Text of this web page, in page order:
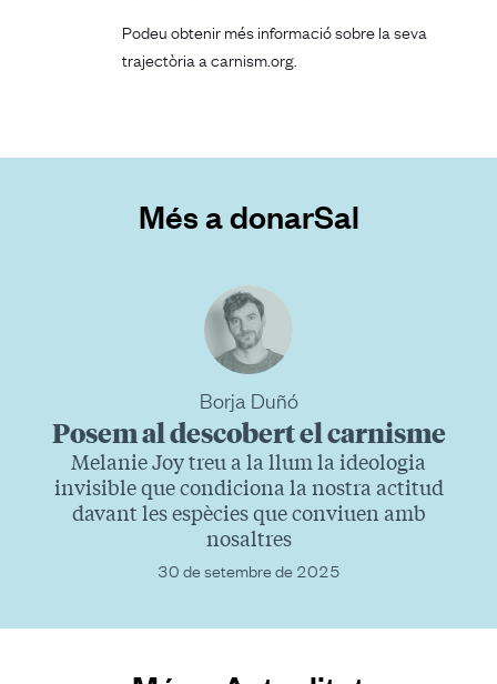
Podeu obtenir més informació sobre la seva
trajectòria a carnism.org.
Més a donarSal
Borja Duñó
Posem al descobert el carnisme
Melanie Joy treu a la llum la ideologia
invisible que condiciona la nostra actitud
davant les espècies que conviuen amb
nosaltres
30 de setembre de 2025